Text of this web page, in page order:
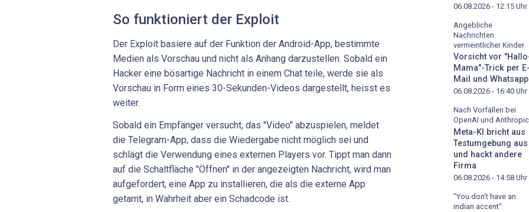
So funktioniert der Exploit
Der Exploit basiere auf der Funktion der Android-App, bestimmte
Medien als Vorschau und nicht als Anhang darzustellen. Sobald ein
Hacker eine bösartige Nachricht in einem Chat teile, werde sie als
Vorschau in Form eines 30-Sekunden-Videos dargestellt, heisst es
weiter.
Sobald ein Empfänger versucht, das "Video" abzuspielen, meldet
die Telegram-App, dass die Wiedergabe nicht möglich sei und
schlägt die Verwendung eines externen Players vor. Tippt man dann
auf die Schaltfläche "Öffnen" in der angezeigten Nachricht, wird man
aufgefordert, eine App zu installieren, die als die externe App
getarnt, in Wahrheit aber ein Schadcode ist.
06.08.2026 - 12:15 Uhr
Angebliche
Nachrichten
vermeintlicher Kinder
Vorsicht vor
Mama"-Trick per
Mail und Whatsapp
06.08.2026 - 16:40 Uhr
Nach Vorfällen bei
OpenAI und Anthropic
Meta-KI bricht aus
Testumgebung aus
und hackt andere
Firma
06.08.2026 - 14:58 Uhr
"You don't have an
indian accent"